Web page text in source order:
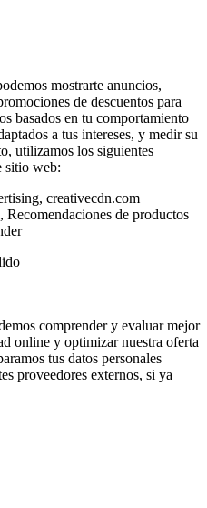
mostrarte anuncios,
de descuentos para
basados en tu comportamiento
a tus intereses, y medir su
utilizamos los siguientes
sitio web:
creativecdn.com
de productos
comprender y evaluar mejor
online y optimizar nuestra oferta
tus datos personales
proveedores externos, si ya